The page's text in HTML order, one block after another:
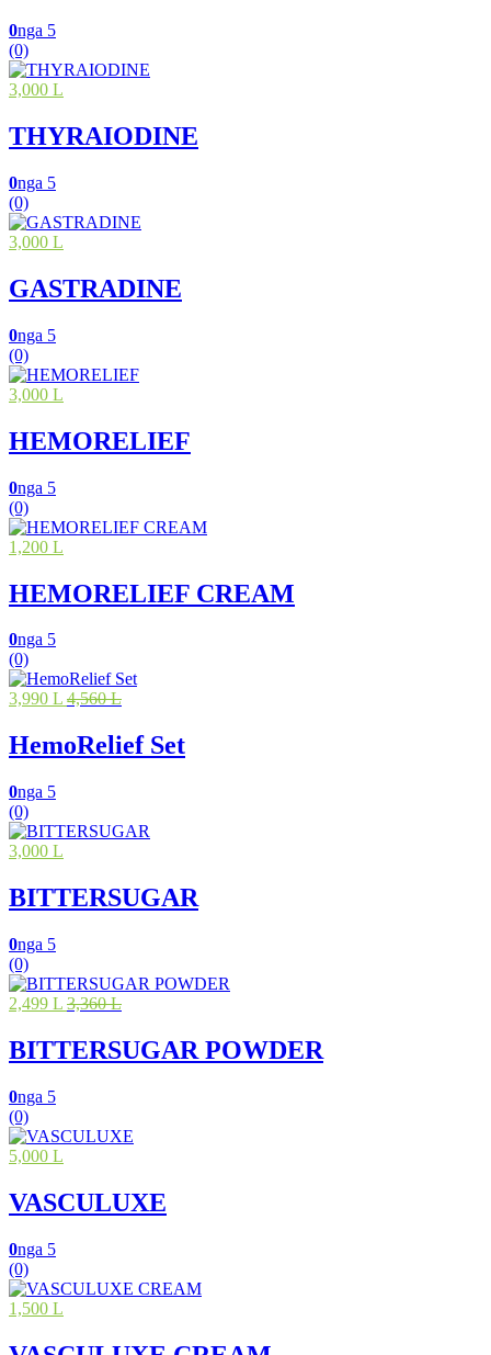
0nga 5
(0)
3,000 L
THYRAIODINE
0nga 5
(0)
3,000 L
GASTRADINE
0nga 5
(0)
3,000 L
HEMORELIEF
0nga 5
(0)
1,200 L
HEMORELIEF CREAM
0nga 5
(0)
3,990 L 4,560 L
HemoRelief Set
0nga 5
(0)
3,000 L
BITTERSUGAR
0nga 5
(0)
2,499 L 3,360 L
BITTERSUGAR POWDER
0nga 5
(0)
5,000 L
VASCULUXE
0nga 5
(0)
1,500 L